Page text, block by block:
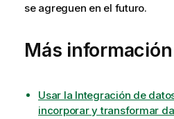
se agreguen en el futuro.
Más información
Usar la Integración de
incorporar y transformar